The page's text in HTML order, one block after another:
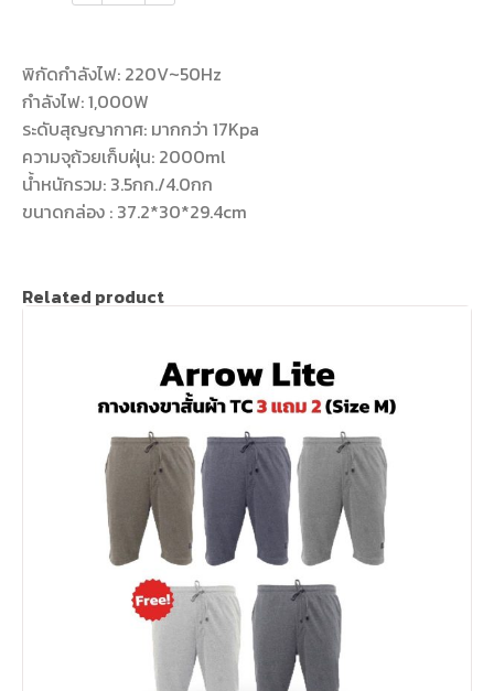
พิกัดกำลังไฟ: 220V~50Hz
กำลังไฟ: 1,000W
ระดับสุญญากาศ: มากกว่า 17Kpa
ความจุถ้วยเก็บฝุ่น: 2000ml
น้ำหนักรวม: 3.5กก./4.0กก
ขนาดกล่อง : 37.2*30*29.4cm
Related product